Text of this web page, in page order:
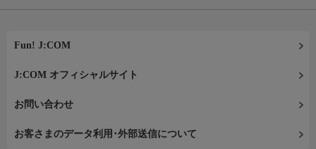
Fun! J:COM
J:COM オフィシャルサイト
お問い合わせ
お客さまのデータ利用･外部送信について